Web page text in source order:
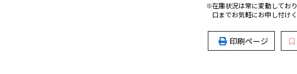
在庫状況は常に変動してお
口までお気軽にお申し付けく
印刷ページ